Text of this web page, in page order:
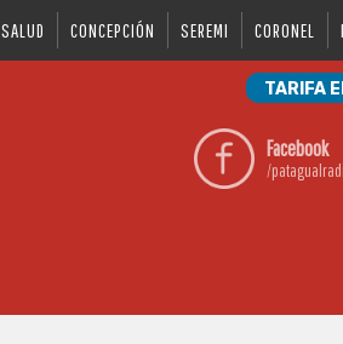
SALUD CONCEPCIÓN SEREMI CORONEL
TARIFA
Facebook
/